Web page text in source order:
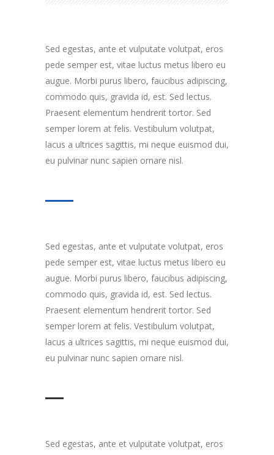
Sed egestas, ante et vulputate volutpat, eros
pede semper est, vitae luctus metus libero eu
augue. Morbi purus libero, faucibus adipiscing,
commodo quis, gravida id, est. Sed lectus.
Praesent elementum hendrerit tortor. Sed
semper lorem at felis. Vestibulum volutpat,
lacus a ultrices sagittis, mi neque euismod dui,
eu pulvinar nunc sapien ornare nisl.
Sed egestas, ante et vulputate volutpat, eros
pede semper est, vitae luctus metus libero eu
augue. Morbi purus libero, faucibus adipiscing,
commodo quis, gravida id, est. Sed lectus.
Praesent elementum hendrerit tortor. Sed
semper lorem at felis. Vestibulum volutpat,
lacus a ultrices sagittis, mi neque euismod dui,
eu pulvinar nunc sapien ornare nisl.
Sed egestas, ante et vulputate volutpat, eros